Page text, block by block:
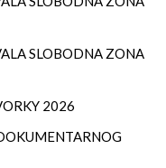
SLOBODNA ZONA
2026